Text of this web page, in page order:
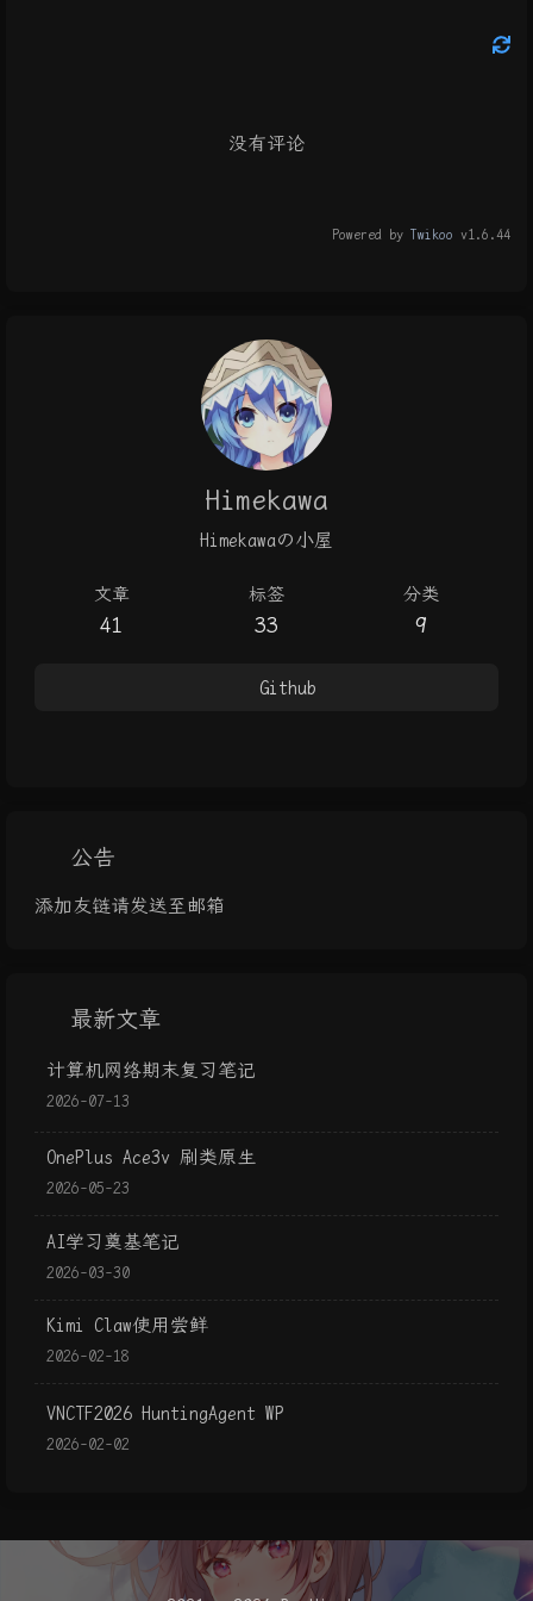
没有评论
Powered by Twikoo v1.6.44
Himekawa
Himekawaの小屋
文章
41
标签
33
分类
9
Github
公告
添加友链请发送至邮箱
最新文章
计算机网络期末复习笔记
2026-07-13
OnePlus Ace3v 刷类原生
2026-05-23
AI学习奠基笔记
2026-03-30
Kimi Claw使用尝鲜
2026-02-18
VNCTF2026 HuntingAgent WP
2026-02-02